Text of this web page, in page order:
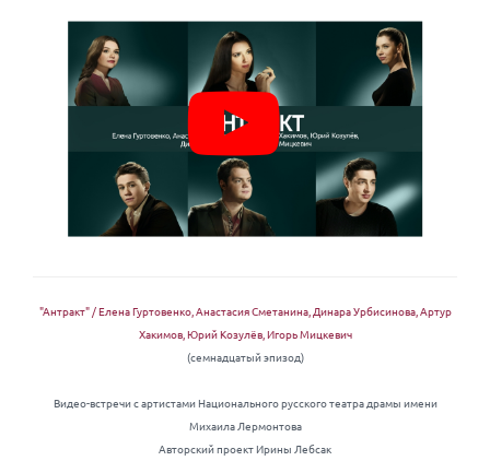
"Антракт" / Елена Гуртовенко, Анастасия Сметанина, Динара Урбисинова, Артур
Хакимов, Юрий Козулёв, Игорь Мицкевич
(семнадцатый эпизод)
Видео-встречи с артистами Национального русского театра драмы имени
Михаила Лермонтова
Авторский проект Ирины Лебсак